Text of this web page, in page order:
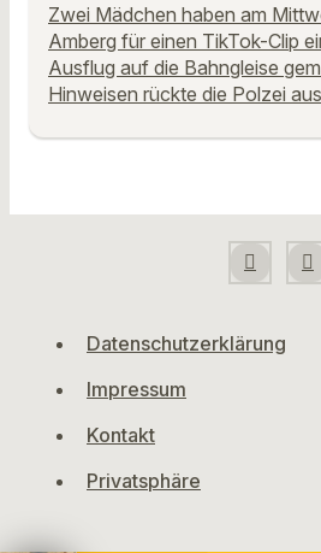
Zwei Mädchen haben am
Amberg für einen TikTok-Clip
Ausflug auf die Bahngleise
Hinweisen rückte die Polzei
Datenschutzerklärung
Impressum
Kontakt
Privatsphäre